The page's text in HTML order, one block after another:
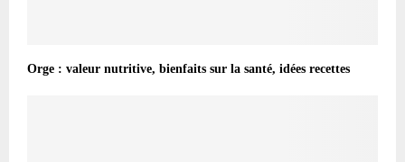
Orge : valeur nutritive, bienfaits sur la santé, idées recettes